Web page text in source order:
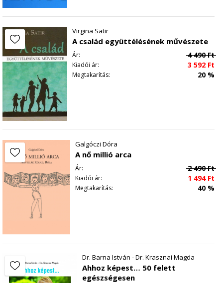
Virgina Satir
A család együttélésének művészete
Ár: 4 490Ft
Kiadói ár: 3 592 Ft
Megtakarítás: 20 %
Galgóczi Dóra
A nő millió arca
Ár: 2 490Ft
Kiadói ár: 1 494Ft
Megtakarítás: 40 %
Dr. Barna István - Dr. Krasznai Magda
Ahhoz képest… 50 felett
egészségesen